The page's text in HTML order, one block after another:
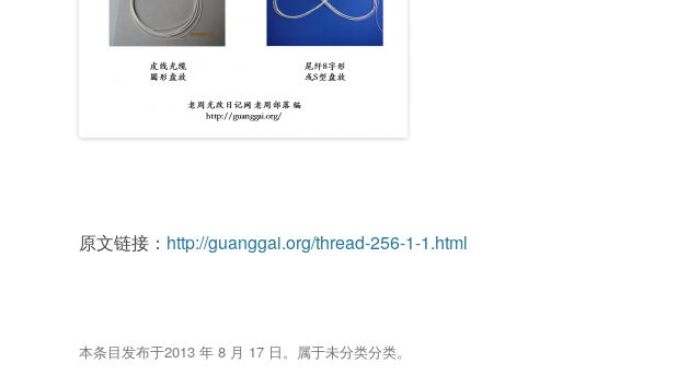
原文链接： http://guanggai.org/thread-256-1-1.html
本条目发布于2013 年 8 月 17 日。属于未分类分类。